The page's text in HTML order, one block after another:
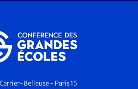
Belleuse - Paris 15